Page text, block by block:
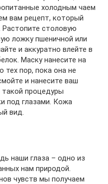
холодным чаем
вам рецепт, который
Растопите столовую
ложку пшеничной или
и аккуратно влейте в
Маску нанесите на
тех пор, пока она не
и нанесите ваш
процедуры
под глазами. Кожа
вид.
наши глаза – одно из
нам природой.
чувств мы получаем